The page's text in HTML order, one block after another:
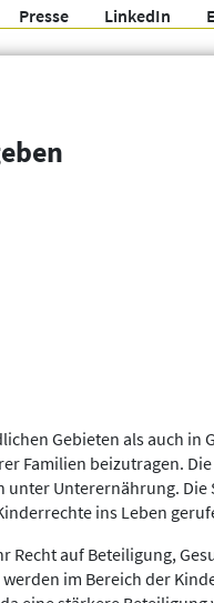
Presse LinkedIn
für Entwicklung
Gebieten als auch in
Familien beizutragen. Die
Unterernährung. Die
ins Leben
Recht auf Beteiligung,
im Bereich der